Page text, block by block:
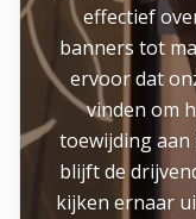
effectief
banners tot
ervoor dat
vinden om
toewijding
blijft de
kijken ernaar